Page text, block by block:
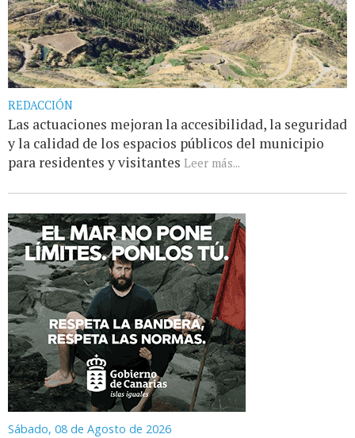
REDACCIÓN
Las actuaciones mejoran la accesibilidad, la seguridad
y la calidad de los espacios públicos del municipio
para residentes y visitantes Leer más...
Sábado, 08 de Agosto de 2026